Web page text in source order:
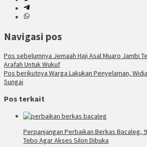
Navigasi pos
Pos sebelumnya Jemaah Haji Asal Muaro Jambi
Arafah Untuk Wukuf
Pos berikutnya Warga Lakukan Penyelaman,
Sungai
Pos terkait
Perpanjangan Perbaikan Berkas Bacaleg,
Tebo Agar Akses Silon Dibuka